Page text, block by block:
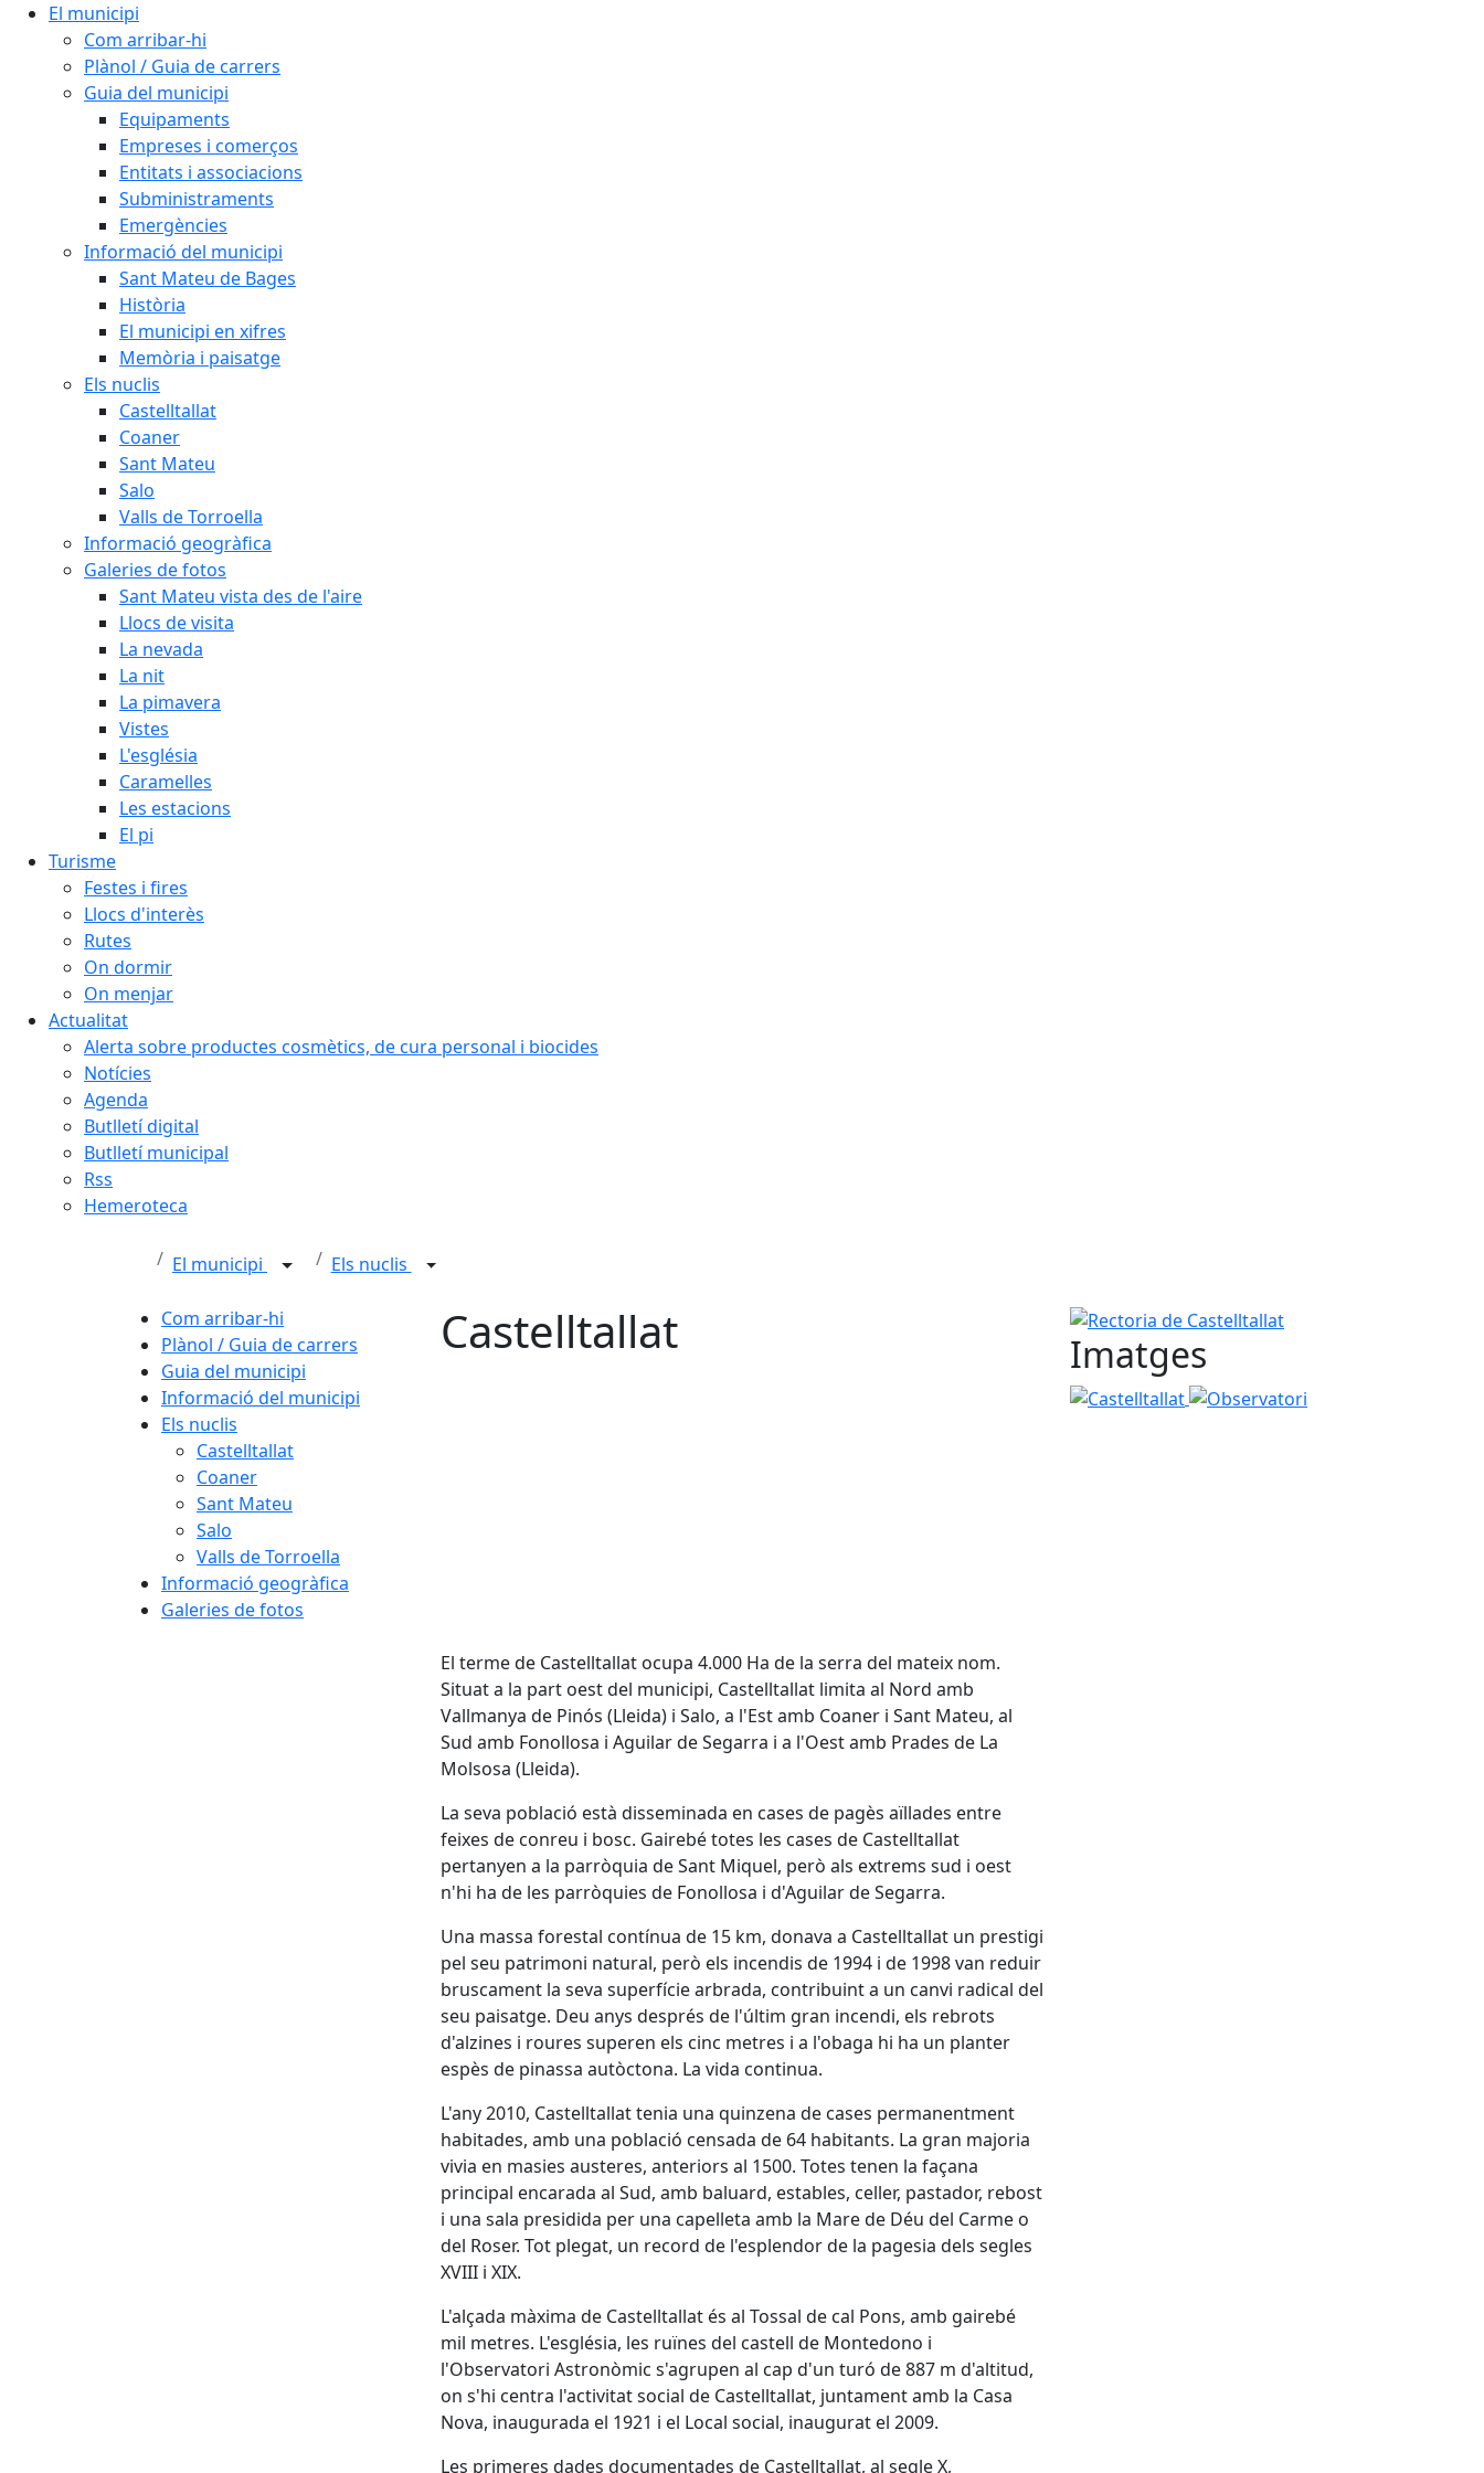
El municipi
Com arribar-hi
Plànol / Guia de carrers
Guia del municipi
Equipaments
Empreses i comerços
Entitats i associacions
Subministraments
Emergències
Informació del municipi
Sant Mateu de Bages
Història
El municipi en xifres
Memòria i paisatge
Els nuclis
Castelltallat
Coaner
Sant Mateu
Salo
Valls de Torroella
Informació geogràfica
Galeries de fotos
Sant Mateu vista des de l'aire
Llocs de visita
La nevada
La nit
La pimavera
Vistes
L'església
Caramelles
Les estacions
El pi
Turisme
Festes i fires
Llocs d'interès
Rutes
On dormir
On menjar
Actualitat
Alerta sobre productes cosmètics, de cura personal i biocides
Notícies
Agenda
Butlletí digital
Butlletí municipal
Rss
Hemeroteca
El municipi Els nuclis
Com arribar-hi
Plànol / Guia de carrers
Guia del municipi
Informació del municipi
Els nuclis
Castelltallat
Coaner
Sant Mateu
Salo
Valls de Torroella
Informació geogràfica
Galeries de fotos
Castelltallat
El terme de Castelltallat ocupa 4.000 Ha de la serra del mateix nom.
Situat a la part oest del municipi, Castelltallat limita al Nord amb
Vallmanya de Pinós (Lleida) i Salo, a l'Est amb Coaner i Sant Mateu, al
Sud amb Fonollosa i Aguilar de Segarra i a l'Oest amb Prades de La
Molsosa (Lleida).
La seva població està disseminada en cases de pagès aïllades entre
feixes de conreu i bosc. Gairebé totes les cases de Castelltallat
pertanyen a la parròquia de Sant Miquel, però als extrems sud i oest
n'hi ha de les parròquies de Fonollosa i d'Aguilar de Segarra.
Una massa forestal contínua de 15 km, donava a Castelltallat un prestigi
pel seu patrimoni natural, però els incendis de 1994 i de 1998 van reduir
bruscament la seva superfície arbrada, contribuint a un canvi radical del
seu paisatge. Deu anys després de l'últim gran incendi, els rebrots
d'alzines i roures superen els cinc metres i a l'obaga hi ha un planter
espès de pinassa autòctona. La vida continua.
L'any 2010, Castelltallat tenia una quinzena de cases permanentment
habitades, amb una població censada de 64 habitants. La gran majoria
vivia en masies austeres, anteriors al 1500. Totes tenen la façana
principal encarada al Sud, amb baluard, estables, celler, pastador, rebost
i una sala presidida per una capelleta amb la Mare de Déu del Carme o
del Roser. Tot plegat, un record de l'esplendor de la pagesia dels segles
XVIII i XIX.
L'alçada màxima de Castelltallat és al Tossal de cal Pons, amb gairebé
mil metres. L'església, les ruïnes del castell de Montedono i
l'Observatori Astronòmic s'agrupen al cap d'un turó de 887 m d'altitud,
on s'hi centra l'activitat social de Castelltallat, juntament amb la Casa
Nova, inaugurada el 1921 i el Local social, inaugurat el 2009.
Les primeres dades documentades de Castelltallat, al segle X,
Rectoria de Castelltallat
Imatges
Castelltallat Observatori